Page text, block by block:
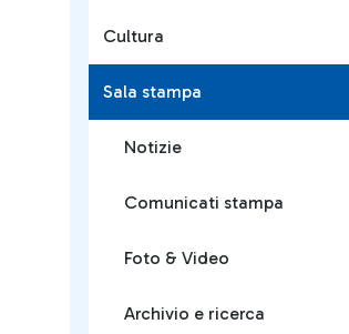
Cultura
Sala stampa
Notizie
Comunicati stampa
Foto & Video
Archivio e ricerca